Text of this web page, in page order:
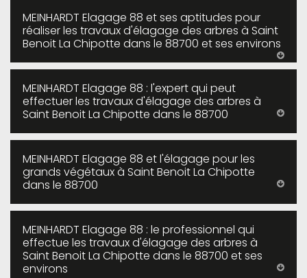
MEINHARDT Elagage 88 et ses aptitudes pour
réaliser les travaux d'élagage des arbres à Saint
Benoit La Chipotte dans le 88700 et ses environs
MEINHARDT Elagage 88 : l'expert qui peut
effectuer les travaux d'élagage des arbres à
Saint Benoit La Chipotte dans le 88700
MEINHARDT Elagage 88 et l'élagage pour les
grands végétaux à Saint Benoit La Chipotte
dans le 88700
MEINHARDT Elagage 88 : le professionnel qui
effectue les travaux d'élagage des arbres à
Saint Benoit La Chipotte dans le 88700 et ses
environs